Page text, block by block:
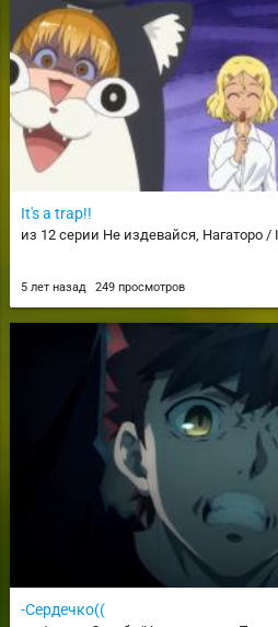
It's a trap!!
из 12 серии Не издевайся, Нагаторо /
5 лет назад 249 просмотров
-Сердечко((